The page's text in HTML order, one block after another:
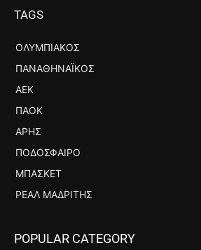
TAGS
ΟΛΥΜΠΙΑΚΌΣ
ΠΑΝΑΘΗΝΑΪΚΌΣ
ΑΕΚ
ΠΑΟΚ
ΆΡΗΣ
ΠΟΔΌΣΦΑΙΡΟ
ΜΠΆΣΚΕΤ
ΡΕΆΛ ΜΑΔΡΊΤΗΣ
POPULAR CATEGORY